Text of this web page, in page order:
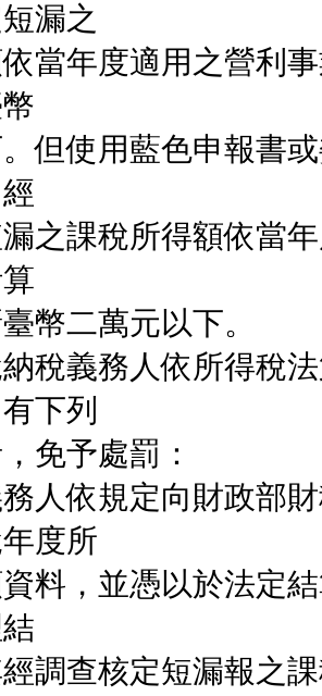
漏之
當年度適用之營利
但使用藍色申報書
之課稅所得額依當
幣二萬元以下。
稅義務人依所得稅
下列
免予處罰：
人依規定向財政部
度所
料，並憑以於法定
調查核定短漏報之